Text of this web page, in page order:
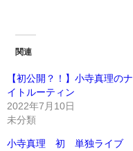
関連
【初公開？！】小寺真理のナ
イトルーティン
2022年7月10日
未分類
小寺真理 初 単独ライブ